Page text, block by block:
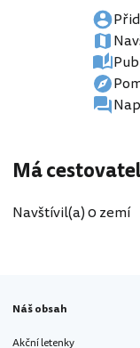
Má
Navštívil(a) 0 zemí
Náš obsah
Akční letenky